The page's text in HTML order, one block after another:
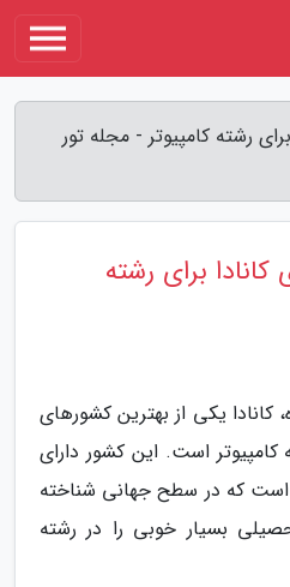
رشته کامپیوتر - مجله تور
برای رشته
کانادا یکی از بهترین کشورهای
است. این کشور دارای
است که در سطح جهانی شناخته
بسیار خوبی را در رشته